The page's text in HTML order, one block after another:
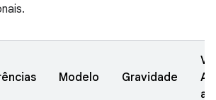
Modelo Gravidade